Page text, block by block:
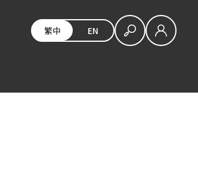
繁中 EN